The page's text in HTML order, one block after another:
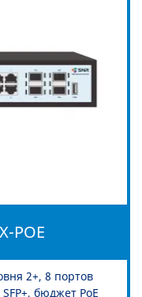
POE
2+, 8 портов
бюджет PoE